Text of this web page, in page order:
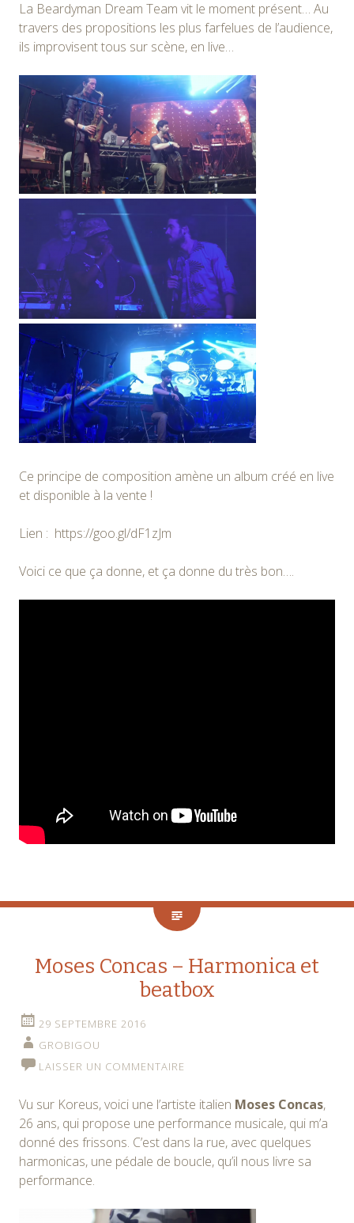
La Beardyman Dream Team vit le moment présent… Au
travers des propositions les plus farfelues de l’audience,
ils improvisent tous sur scène, en live…
Ce principe de composition amène un album créé en live
et disponible à la vente !
Lien : https://goo.gl/dF1zJm
Voici ce que ça donne, et ça donne du très bon….
Moses Concas – Harmonica et
beatbox
29 SEPTEMBRE 2016
GROBIGOU
LAISSER UN COMMENTAIRE
Vu sur Koreus, voici une l’artiste italien Moses Concas,
26 ans, qui propose une performance musicale, qui m’a
donné des frissons. C’est dans la rue, avec quelques
harmonicas, une pédale de boucle, qu’il nous livre sa
performance.